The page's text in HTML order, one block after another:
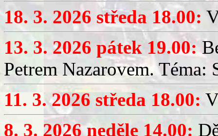
18. 3. 2026 středa 18.00:
13. 3. 2026 pátek 19.00:
Petrem Nazarovem. Téma:
11. 3. 2026 středa 18.00:
8. 3. 2026 neděle 14.00: